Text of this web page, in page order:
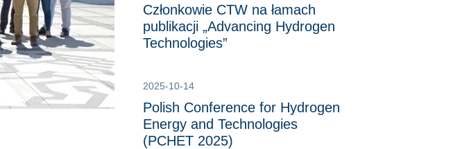
Członkowie CTW na łamach
publikacji „Advancing Hydrogen
Technologies”
2025-10-14
Polish Conference for Hydrogen
Energy and Technologies
(PCHET 2025)